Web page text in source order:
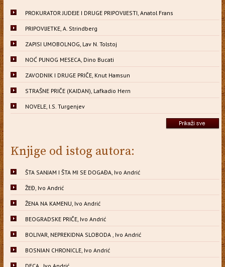
PROKURATOR JUDEJE I DRUGE PRIPOVIJESTI, Anatol Frans
PRIPOVIJETKE, A. Strindberg
ZAPISI UMOBOLNOG, Lav N. Tolstoj
NOĆ PUNOG MESECA, Dino Bucati
ZAVODNIK I DRUGE PRIČE, Knut Hamsun
STRAŠNE PRIČE (KAIDAN), Lafkadio Hern
NOVELE, I.S. Turgenjev
Knjige od istog autora:
ŠTA SANJAM I ŠTA MI SE DOGAĐA, Ivo Andrić
ŽEĐ, Ivo Andrić
ŽENA NA KAMENU, Ivo Andrić
BEOGRADSKE PRIČE, Ivo Andrić
BOLIVAR, NEPREKIDNA SLOBODA , Ivo Andrić
BOSNIAN CHRONICLE, Ivo Andrić